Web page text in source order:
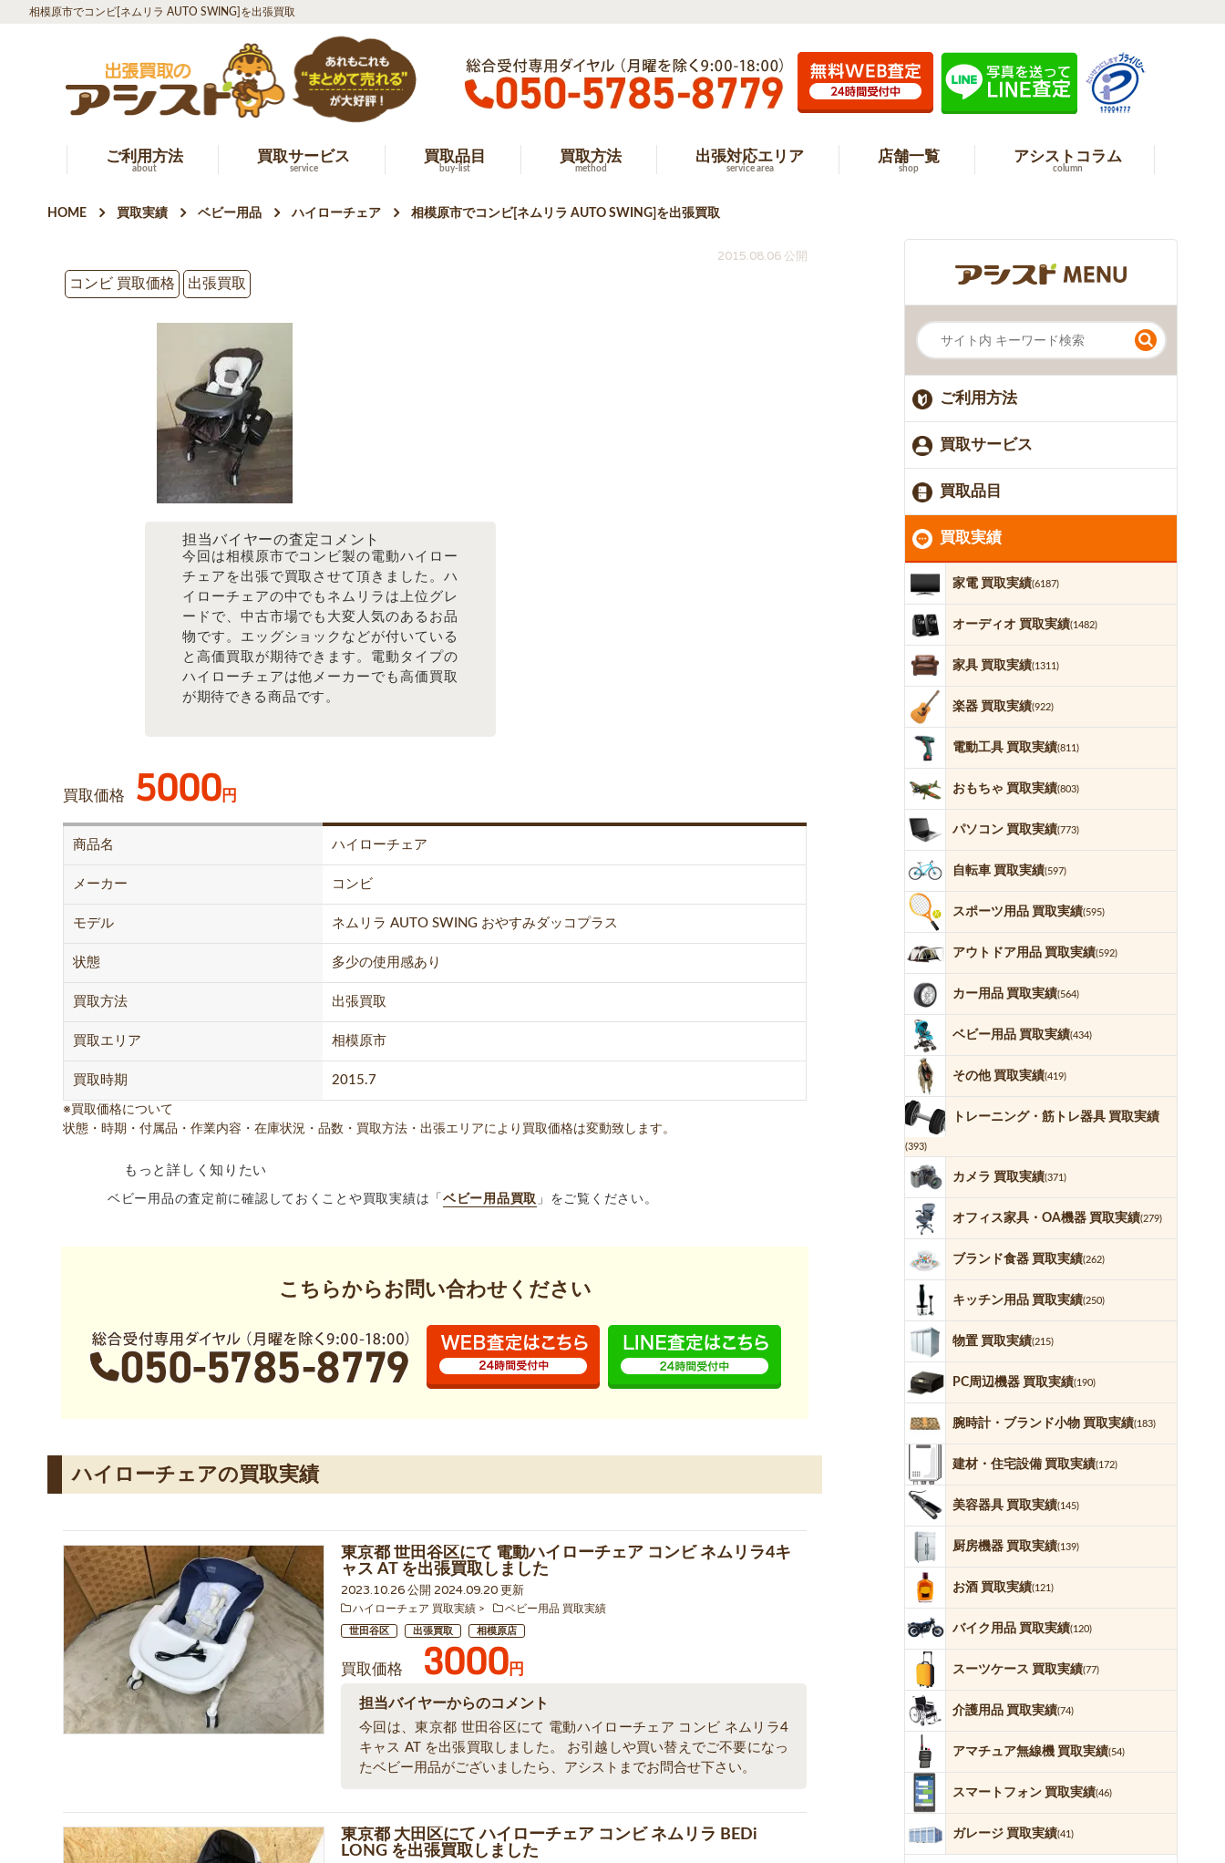
相模原市でコンビ[ネムリラ AUTO SWING]を出張買取
ご利用方法
about
買取サービス
service
買取品目
buy-list
買取方法
method
出張対応エリア
service area
店舗一覧
shop
アシストコラム
column
HOME 買取実績 ベビー用品 ハイローチェア 相模原市でコンビ[ネムリラ AUTO SWING]を出張買取
2015.08.06 公開
コンビ 買取価格
出張買取
担当バイヤーの査定コメント
今回は相模原市でコンビ製の電動ハイロー
チェアを出張で買取させて頂きました。ハ
イローチェアの中でもネムリラは上位グレ
ードで、中古市場でも大変人気のあるお品
物です。エッグショックなどが付いている
と高価買取が期待できます。電動タイプの
ハイローチェアは他メーカーでも高価買取
が期待できる商品です。
買取価格 5000円
商品名 ハイローチェア
メーカー コンビ
モデル ネムリラ AUTO SWING おやすみダッコプラス
状態 多少の使用感あり
買取方法 出張買取
買取エリア 相模原市
買取時期 2015.7
※買取価格について
状態・時期・付属品・作業内容・在庫状況・品数・買取方法・出張エリアにより買取価格は変動致します。
もっと詳しく知りたい
ベビー用品の査定前に確認しておくことや買取実績は「 ベビー用品買取 」をご覧ください。
こちらからお問い合わせください
ハイローチェアの買取実績
東京都 世田谷区にて 電動ハイローチェア コンビ ネムリラ4キ
ャス AT を出張買取しました
2023.10.26 公開 2024.09.20 更新
ハイローチェア 買取実績 ベビー用品 買取実績
世田谷区 出張買取 相模原店
買取価格 3000円
担当バイヤーからのコメント
今回は、東京都 世田谷区にて 電動ハイローチェア コンビ ネムリラ4
キャス AT を出張買取しました。 お引越しや買い替えでご不要になっ
たベビー用品がございましたら、アシストまでお問合せ下さい。
東京都 大田区にて ハイローチェア コンビ ネムリラ BEDi
LONG を出張買取しました
ご利用方法
買取サービス
買取品目
買取実績
家電 買取実績(6187)
オーディオ 買取実績(1482)
家具 買取実績(1311)
楽器 買取実績(922)
電動工具 買取実績(811)
おもちゃ 買取実績(803)
パソコン 買取実績(773)
自転車 買取実績(597)
スポーツ用品 買取実績(595)
アウトドア用品 買取実績(592)
カー用品 買取実績(564)
ベビー用品 買取実績(434)
その他 買取実績(419)
トレーニング・筋トレ器具 買取実績
(393)
カメラ 買取実績(371)
オフィス家具・OA機器 買取実績(279)
ブランド食器 買取実績(262)
キッチン用品 買取実績(250)
物置 買取実績(215)
PC周辺機器 買取実績(190)
腕時計・ブランド小物 買取実績(183)
建材・住宅設備 買取実績(172)
美容器具 買取実績(145)
厨房機器 買取実績(139)
お酒 買取実績(121)
バイク用品 買取実績(120)
スーツケース 買取実績(77)
介護用品 買取実績(74)
アマチュア無線機 買取実績(54)
スマートフォン 買取実績(46)
ガレージ 買取実績(41)